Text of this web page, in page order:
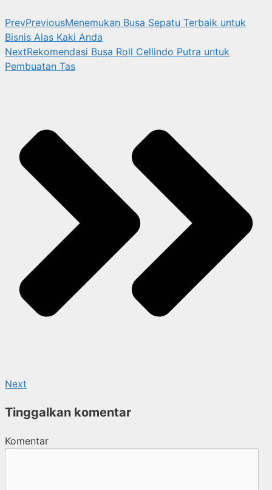
PrevPreviousMenemukan Busa Sepatu Terbaik untuk
Bisnis Alas Kaki Anda
NextRekomendasi Busa Roll Cellindo Putra untuk
Pembuatan Tas
Next
Tinggalkan komentar
Komentar